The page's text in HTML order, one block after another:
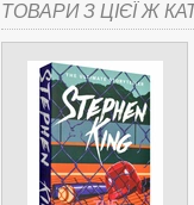
ТОВАРИ З ЦІЄЇ Ж